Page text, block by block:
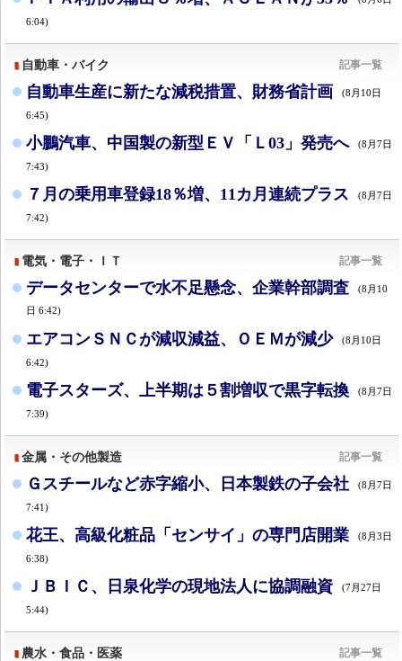
6:04)
自動車・バイク 記事一覧
自動車生産に新たな減税措置、財務省計画 (8月10日
6:45)
小鵬汽車、中国製の新型ＥＶ「Ｌ03」発売へ (8月7日
7:43)
７月の乗用車登録18％増、11カ月連続プラス (8月7日
7:42)
電気・電子・ＩＴ 記事一覧
データセンターで水不足懸念、企業幹部調査
(8月10
日 6:42)
エアコンＳＮＣが減収減益、ＯＥＭが減少 (8月10日
6:42)
電子スターズ、上半期は５割増収で黒字転換 (8月7日
7:39)
金属・その他製造 記事一覧
Ｇスチールなど赤字縮小、日本製鉄の子会社 (8月7日
7:41)
花王、高級化粧品「センサイ」の専門店開業 (8月3日
6:38)
ＪＢＩＣ、日泉化学の現地法人に協調融資 (7月27日
5:44)
農水・食品・医薬 記事一覧